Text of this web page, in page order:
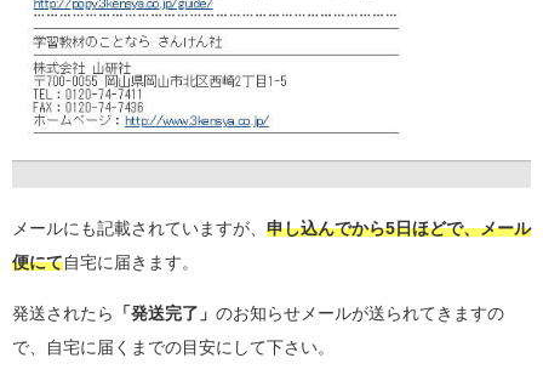
メールにも記載されていますが、 申し込んでから5日ほどで、メール
便にて自宅に届きます。
発送されたら 「発送完了」 のお知らせメールが送られてきますの
で、自宅に届くまでの目安にして下さい。